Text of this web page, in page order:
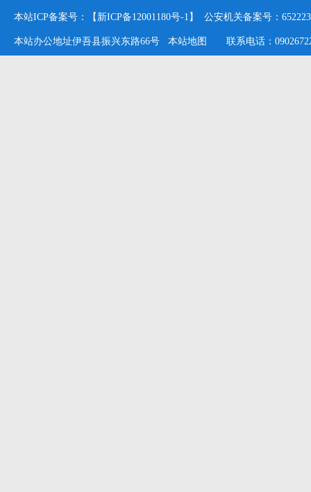
本站ICP备案号：【新ICP备12001180号-1】 公安机关备案号：
本站办公地址伊吾县振兴东路66号 本站地图 联系电话：